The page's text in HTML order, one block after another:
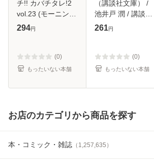
チ!! カバチタレ!2
vol.23 (モーニング
KC 1949) / 田島
【メール便送料無
料】
294円
(0)
もったいない本舗
（講談社文庫） /
池井戸 潤 / 講談社
[文庫]【メール便送
261円
(0)
もったいない本舗
お店のカテゴリから商品を探す
本・コミック・雑誌 （ 1,257,635 ）